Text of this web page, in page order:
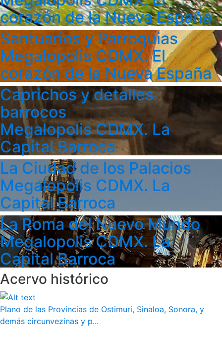
corazón de la Nueva España
Santuarios y Parroquias
Megalopolis CDMX. El
corazón de la Nueva España
Caprichos y detalles
barrocos
Megalopolis CDMX. La
Capital Barroca
La Ciudad de los Palacios
Megalopolis CDMX. La
Capital Barroca
La Roma del Nuevo Mundo
Megalopolis CDMX. La
Capital Barroca
Acervo histórico
Plano de las Provincias de Ostimuri, Sinaloa, Sonora, y
demás circunvezinas y p...